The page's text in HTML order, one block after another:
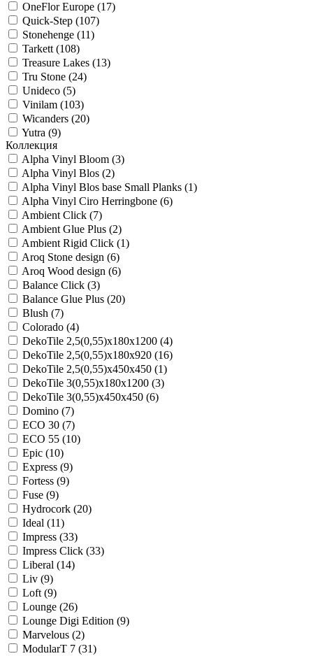
OneFlor Europe (17)
Quick-Step (107)
Stonehenge (11)
Tarkett (108)
Treasure Lakes (13)
Tru Stone (24)
Unideco (5)
Vinilam (103)
Wicanders (20)
Yutra (9)
Коллекция
Alpha Vinyl Bloom (3)
Alpha Vinyl Blos (2)
Alpha Vinyl Blos base Small Planks (1)
Alpha Vinyl Ciro Herringbone (6)
Ambient Click (7)
Ambient Glue Plus (2)
Ambient Rigid Click (1)
Aroq Stone design (6)
Aroq Wood design (6)
Balance Click (3)
Balance Glue Plus (20)
Blush (7)
Colorado (4)
DekoTile 2,5(0,55)x180x1200 (4)
DekoTile 2,5(0,55)x180x920 (16)
DekoTile 2,5(0,55)x450x450 (1)
DekoTile 3(0,55)x180x1200 (3)
DekoTile 3(0,55)x450x450 (6)
Domino (7)
ECO 30 (7)
ECO 55 (10)
Epic (10)
Express (9)
Fortess (9)
Fuse (9)
Hydrocork (20)
Ideal (11)
Impress (33)
Impress Click (33)
Liberal (14)
Liv (9)
Loft (9)
Lounge (26)
Lounge Digi Edition (9)
Marvelous (2)
ModularT 7 (31)